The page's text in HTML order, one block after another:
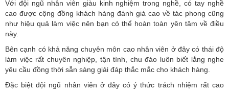
Với đội ngũ nhân viên giàu kinh nghiệm trong nghề, có tay nghề
cao được cộng đồng khách hàng đánh giá cao về tác phong cũng
như hiệu quả làm việc nên bạn có thể hoàn toàn yên tâm về điều
này.
Bên cạnh có khả năng chuyên môn cao nhân viên ở đây có thái độ
làm việc rất chuyên nghiệp, tận tình, chu đáo luôn biết lắng nghe
yêu cầu đồng thời sẵn sàng giải đáp thắc mắc cho khách hàng.
Đặc biệt đội ngũ nhân viên ở đây có ý thức trách nhiệm rất cao